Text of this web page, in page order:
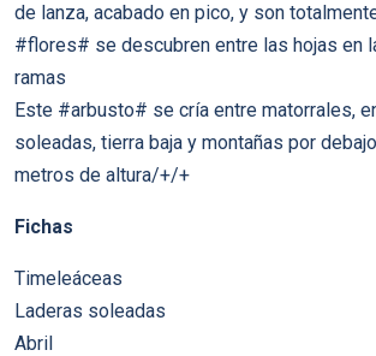
de lanza, acabado en pico, y son
#flores# se descubren entre las hojas en
ramas
Este #arbusto# se cría entre matorrales,
soleadas, tierra baja y montañas por
metros de altura/+/+
Fichas
Timeleáceas
Laderas soleadas
Abril